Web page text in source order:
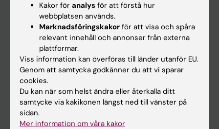
Schema
Studentmejlen
Kurs- och programwebbar
Student på KI
Kakor för analys för att förstå hur
webbplatsen används.
Marknadsföringskakor för att visa och spåra
relevant innehåll och annonser från externa
plattformar.
Viss information kan överföras till länder utanför EU.
Genom att samtycka godkänner du att vi sparar
cookies.
Du kan när som helst ändra eller återkalla ditt
samtycke via kakikonen längst ned till vänster på
sidan.
Mer information om våra kakor